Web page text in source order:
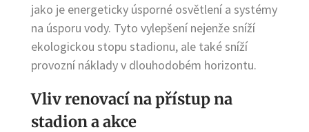
jako je energeticky úsporné osvětlení a systémy
na úsporu vody. Tyto vylepšení nejenže sníží
ekologickou stopu stadionu, ale také sníží
provozní náklady v dlouhodobém horizontu.
Vliv renovací na přístup na
stadion a akce